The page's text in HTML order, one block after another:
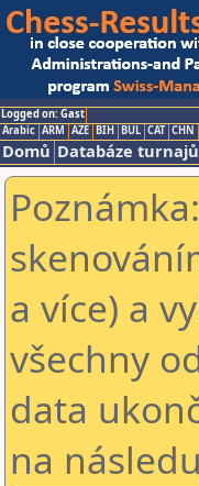
Logged on: Gast
Arabic ARM AZE BIH BUL CAT CHN
Domů Databáze turnajů
a více) a
všechny
data
na